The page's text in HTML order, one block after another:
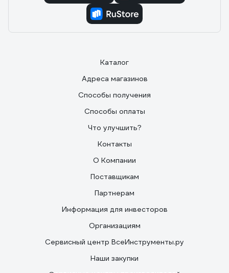
Каталог
Адреса магазинов
Способы получения
Способы оплаты
Что улучшить?
Контакты
О Компании
Поставщикам
Партнерам
Информация для инвесторов
Организациям
Сервисный центр ВсеИнструменты.ру
Наши закупки